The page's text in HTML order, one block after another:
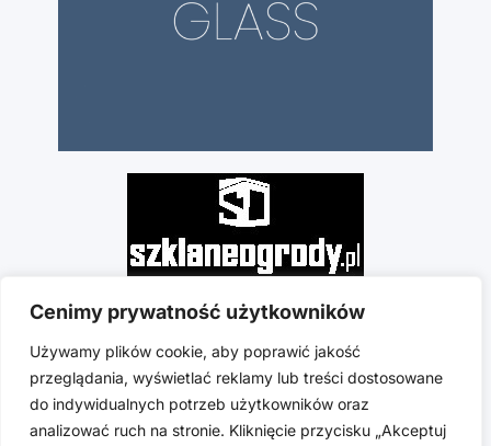
Cenimy prywatność użytkowników
Używamy plików cookie, aby poprawić jakość
przeglądania, wyświetlać reklamy lub treści dostosowane
do indywidualnych potrzeb użytkowników oraz
analizować ruch na stronie. Kliknięcie przycisku „Akceptuj